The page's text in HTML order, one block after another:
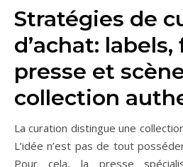
Stratégies de
d’achat:
presse et
collection
La curation distingue une
L’idée n’est pas de tout
Pour cela, la presse